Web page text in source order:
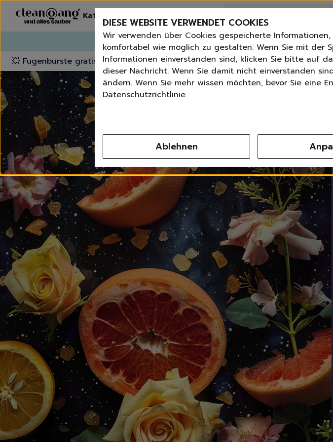
Kategorien
GANGLETTERabonnieren
💥 Fugenbürste gratis ab 60 € Bestellwert⭐️ 4,8 TrustPilot score📦 Versand
DIESE WEBSITE VERWENDET COOKIES
Wir verwenden über Cookies gespeicherte
komfortabel wie möglich zu gestalten. Wenn Sie mit der
Informationen einverstanden sind, klicken Sie bitte auf
dieser Nachricht. Wenn Sie damit nicht einverstanden
ändern. Wenn Sie mehr wissen möchten, bevor Sie eine
Datenschutzrichtlinie.
Ablehnen